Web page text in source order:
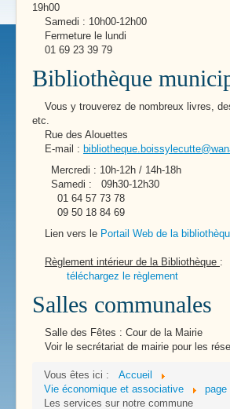
19h00
Samedi : 10h00-12h00
Fermeture le lundi
01 69 23 39 79
Bibliothèque
Vous y trouverez de nombreux livres,
etc.
Rue des Alouettes
E-mail :
Mercredi : 10h-12h / 14h-18h
Samedi : 09h30-12h30
01 64 57 73 78
09 50 18 84 69
Lien vers le Portail Web de la
Règlement intérieur de la Bibliothèque :
téléchargez le règlement
Salles communales
Salle des Fêtes : Cour de la Mairie
Voir le secrétariat de mairie pour les
Vous êtes ici :
Accueil
Vie économique et associative
page
Les services sur notre commune